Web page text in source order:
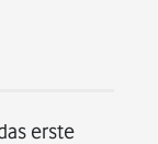
erste